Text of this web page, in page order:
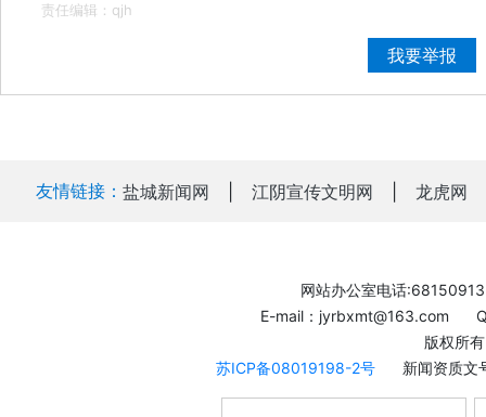
责任编辑：qjh
我要举报
友情链接： 盐城新闻网 江阴宣传文明网 龙虎网
网站办公室电话:68150913
E-mail：jyrbxmt@163.com
版权所
苏ICP备08019198-2号
新闻资质